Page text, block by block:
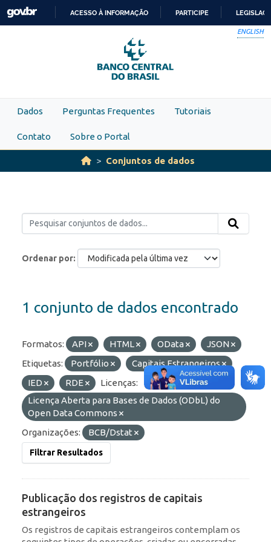
Skip to main content
PARA
O
CONTEÚDO
ACESSO À INFORMAÇÃO PARTICIPE
ENGLISH
Dados Perguntas Frequentes Tutoriais
Contato Sobre o Portal
Conjuntos de dados
Ordenar por
1 conjunto de dados encontrado
Formatos: API HTML OData
JSON
Etiquetas:
Portfólio
Capitais Estrangeiros
IED
RDE
Licenças:
Licença Aberta para Bases de Dados (ODbL) do
Open Data Commons
Organizações:
BCB/Dstat
Filtrar Resultados
Publicação dos registros de capitais
estrangeiros
Os registros de capitais estrangeiros contemplam os